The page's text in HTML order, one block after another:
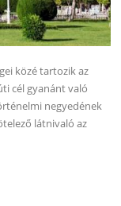
közé tartozik az
cél gyanánt való
negyedének
látnivaló az